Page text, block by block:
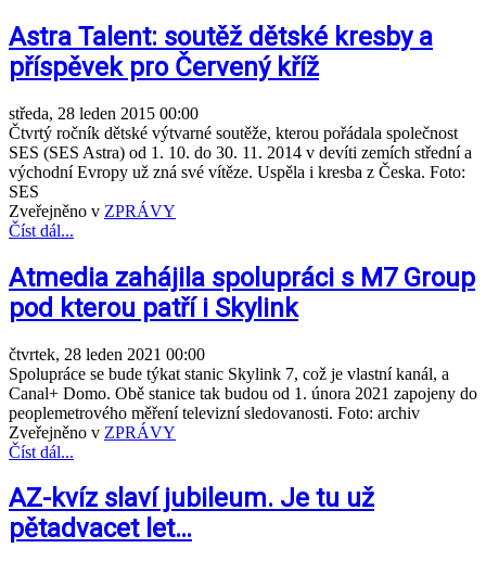
Astra Talent: soutěž dětské kresby a
příspěvek pro Červený kříž
středa, 28 leden 2015 00:00
Čtvrtý ročník dětské výtvarné soutěže, kterou pořádala společnost
SES (SES Astra) od 1. 10. do 30. 11. 2014 v devíti zemích střední a
východní Evropy už zná své vítěze. Uspěla i kresba z Česka. Foto:
SES
Zveřejněno v ZPRÁVY
Číst dál...
Atmedia zahájila spolupráci s M7 Group
pod kterou patří i Skylink
čtvrtek, 28 leden 2021 00:00
Spolupráce se bude týkat stanic Skylink 7, což je vlastní kanál, a
Canal+ Domo. Obě stanice tak budou od 1. února 2021 zapojeny do
peoplemetrového měření televizní sledovanosti. Foto: archiv
Zveřejněno v ZPRÁVY
Číst dál...
AZ-kvíz slaví jubileum. Je tu už
pětadvacet let…